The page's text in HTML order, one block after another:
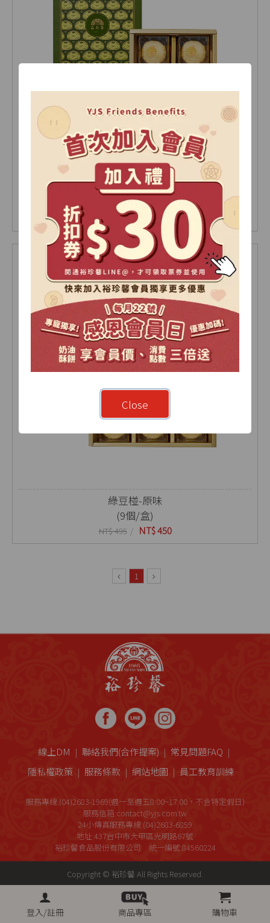
登入/註冊 商品專區 購物車
綠豆椪-原味
(6個/盒)
NT$ 330 NT$ 300
綠豆椪-原味
(9個/盒)
NT$ 495 NT$ 450
1
線上DM 聯絡我們(合作提案)
常見問題FAQ
隱私權政策
服務條款 網站地圖 員工教育訓練
服務專線:(04)2683-1969(週一至週五8:00~17:00，不含特定假日)
服務信箱:contact@yjs.com.tw
24小傳真服務專線:(04)2683-6859
地址:437台中市大甲區光明路67號
裕珍馨食品股份有限公司 統一編號:84560224
Copyright © 裕珍馨 All Rights Reserved.
Close